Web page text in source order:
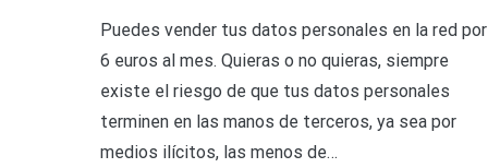
Puedes vender tus datos personales en la red por
6 euros al mes. Quieras o no quieras, siempre
existe el riesgo de que tus datos personales
terminen en las manos de terceros, ya sea por
medios ilícitos, las menos de…